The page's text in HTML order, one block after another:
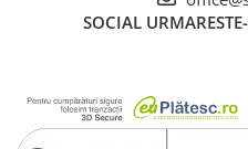
SOCIAL